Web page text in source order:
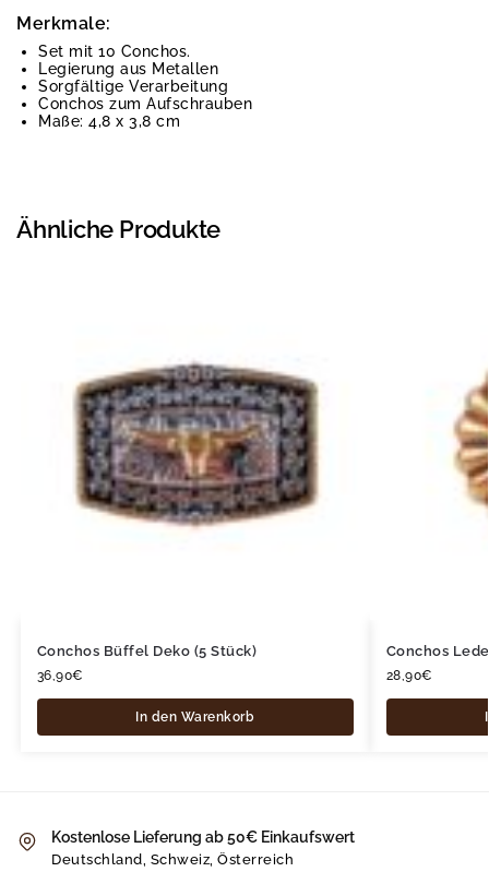
Merkmale:
Set mit 10 Conchos.
Legierung aus Metallen
Sorgfältige Verarbeitung
Conchos zum Aufschrauben
Maße: 4,8 x 3,8 cm
Ähnliche Produkte
Conchos Büffel Deko (5 Stück)
36,90€
In den Warenkorb
Conchos
28,90€
Kostenlose Lieferung ab 50€ Einkaufswert
Deutschland, Schweiz, Österreich